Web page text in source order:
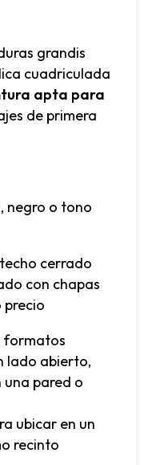
grandis
cuadriculada
apta para
de primera
negro o tono
cerrado
con chapas
precio
formatos
lado abierto,
pared o
ubicar en un
recinto